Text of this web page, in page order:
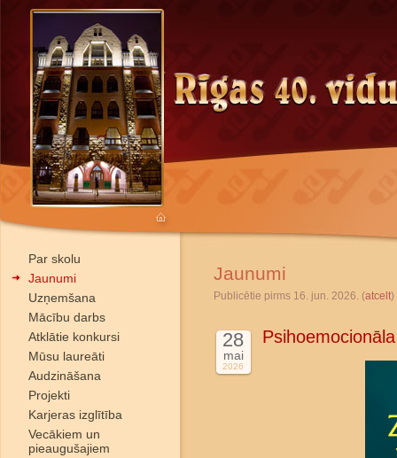
Par skolu
Jaunumi
Uzņemšana
Mācību darbs
Atklātie konkursi
Mūsu laureāti
Audzināšana
Projekti
Karjeras izglītība
Vecākiem un
pieaugušajiem
Jaunumi
Publicētie pirms 16. jun. 2026. (atcelt)
28
mai
2026